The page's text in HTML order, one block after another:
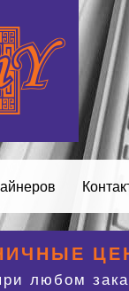
любом